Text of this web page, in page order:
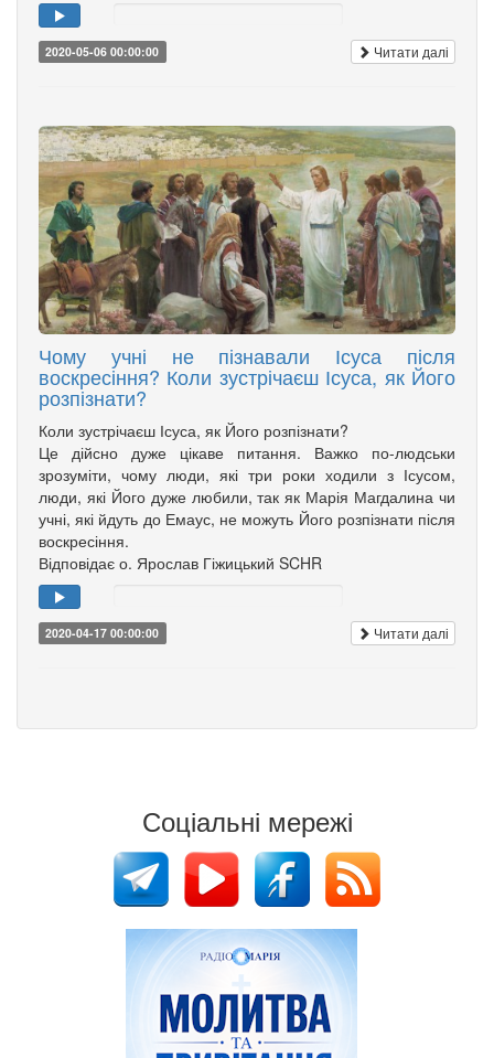
2020-05-06 00:00:00 Читати далі
Чому учні не пізнавали Ісуса після
воскресіння? Коли зустрічаєш Ісуса, як Його
розпізнати?
Коли зустрічаєш Ісуса, як Його розпізнати?
Це дійсно дуже цікаве питання. Важко по-людськи
зрозуміти, чому люди, які три роки ходили з Ісусом,
люди, які Його дуже любили, так як Марія Магдалина чи
учні, які йдуть до Емаус, не можуть Його розпізнати після
воскресіння.
Відповідає о. Ярослав Гіжицький SCHR
2020-04-17 00:00:00 Читати далі
Соціальні мережі